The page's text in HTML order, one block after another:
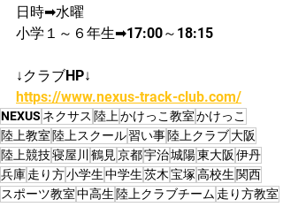
日時➡水曜
小学１～６年生➡17:00～18:15
↓クラブHP↓
https://www.nexus-track-club.com/
NEXUS ネクサス 陸上かけっこ教室かけっこ
陸上教室 陸上スクール習い事陸上クラブ大阪
陸上競技寝屋川 鶴見京都宇治城陽東大阪 伊丹
兵庫走り方小学生中学生茨木宝塚高校生 関西
スポーツ教室中高生 陸上クラブチーム 走り方教室